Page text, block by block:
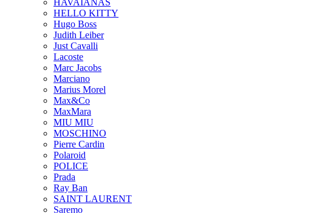
HAVAIANAS
HELLO KITTY
Hugo Boss
Judith Leiber
Just Cavalli
Lacoste
Marc Jacobs
Marciano
Marius Morel
Max&Co
MaxMara
MIU MIU
MOSCHINO
Pierre Cardin
Polaroid
POLICE
Prada
Ray Ban
SAINT LAURENT
Saremo